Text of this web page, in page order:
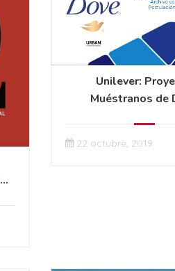
Unilever:
Muéstranos de
22 octubre, 2019